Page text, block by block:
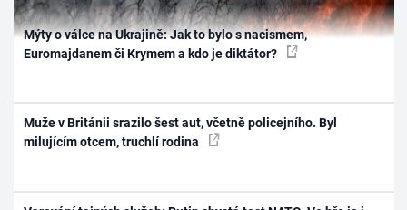
Mýty o válce na Ukrajině: Jak to bylo s nacismem,
Euromajdanem či Krymem a kdo je diktátor?
Muže v Británii srazilo šest aut, včetně policejního. Byl
milujícím otcem, truchlí rodina